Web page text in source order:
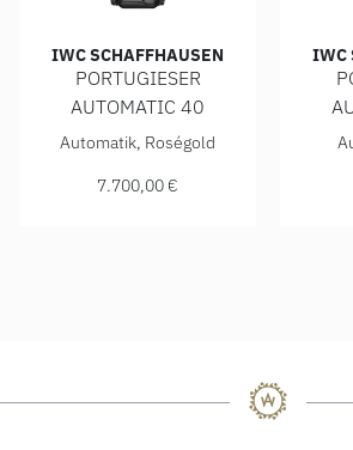
IWC SCHAFFHAUSEN
PORTUGIESER
AUTOMATIC 40
IWC Schaffhausen PORTUGIESER
Automatik, Roségold
7.700,00 €
IWC
IWC